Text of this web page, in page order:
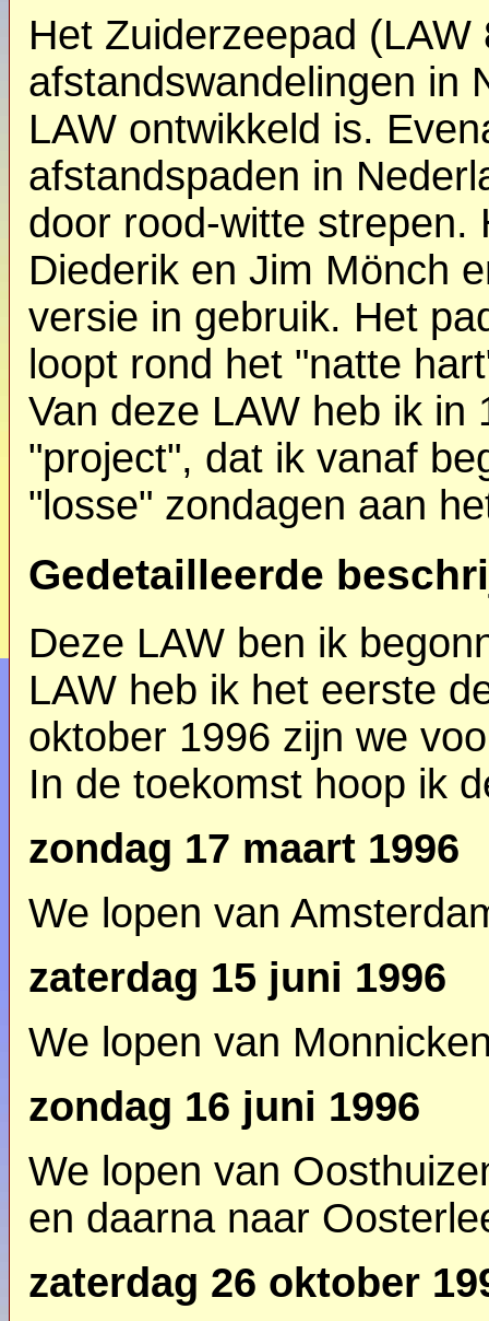
Het Zuiderzeepad
afstandswandelingen in
LAW ontwikkeld is.
afstandspaden in
door rood-witte strepen.
Diederik en Jim Mönch
versie in gebruik. Het
loopt rond het "natte
Van deze LAW heb ik in
"project", dat ik vanaf
"losse" zondagen aan
Gedetailleerde
Deze LAW ben ik
LAW heb ik het eerste
oktober 1996 zijn we
In de toekomst hoop ik
zondag 17 maart 1996
We lopen van
zaterdag 15 juni 1996
We lopen van
zondag 16 juni 1996
We lopen van
en daarna naar
zaterdag 26 oktober